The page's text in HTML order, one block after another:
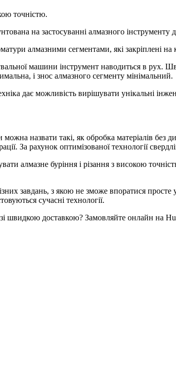
точністю.
на застосуванні алмазного інструменту
алмазними сегментами, які закріплені на
машини інструмент наводиться в рух.
і знос алмазного сегменту мінімальний.
дає можливість вирішувати унікальні
можна назвати такі, як обробка матеріалів
За рахунок оптимізованої технології
алмазне буріння і різання з високою
завдань, з якою не зможе впоратися
сучасні технології.
швидкою доставкою? Замовляйте онлайн на